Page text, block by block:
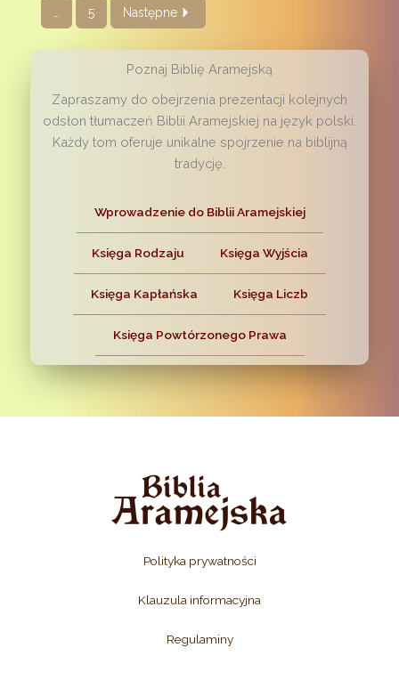
5 Następne
Poznaj Biblię Aramejską
Zapraszamy do obejrzenia prezentacji kolejnych
odsłon tłumaczeń Biblii Aramejskiej na język polski.
Każdy tom oferuje unikalne spojrzenie na biblijną
tradycję.
Wprowadzenie do Biblii Aramejskiej
Księga Rodzaju Księga Wyjścia
Księga Kapłańska Księga Liczb
Księga Powtórzonego Prawa
Polityka prywatności
Klauzula informacyjna
Regulaminy